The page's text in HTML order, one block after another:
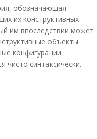
обозначающая
их конструктивных
им впоследствии может
объекты
конфигурации
чисто синтаксически.